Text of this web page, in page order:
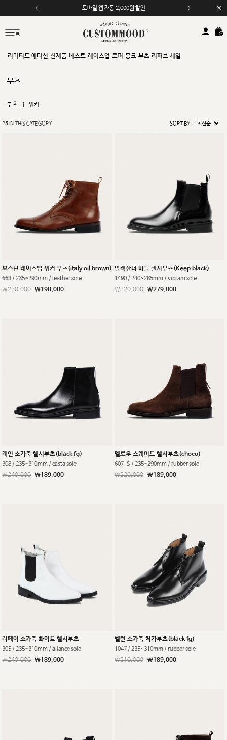
모바일 앱 자동 2,000원 할인
리미티드 에디션 신제품 베스트 레이스업 로퍼 몽크 부츠 리퍼브 세일
부츠
부츠 워커
SORT BY :
25IN THIS CATEGORY
보스턴 레이스업 워커 부츠(italy oil brown)
663 / 235~290mm / leather sole
￦270,000 ￦198,000
알렉산더 미들 첼시부츠(Keep black)
1490 / 240~285mm / vibram sole
￦320,000 ￦279,000
레인 소가죽 첼시부츠(black fg)
308 / 235~310mm / casta sole
￦240,000 ￦189,000
멜로우 스웨이드 첼시부츠(choco)
607-S / 235~290mm / rubber sole
￦220,000 ￦189,000
리페어 소가죽 화이트 첼시부츠
305 / 235~310mm / ailance sole
￦240,000 ￦189,000
벨런 소가죽 처카부츠(black fg)
1047 / 235~310mm / rubber sole
￦210,000 ￦189,000